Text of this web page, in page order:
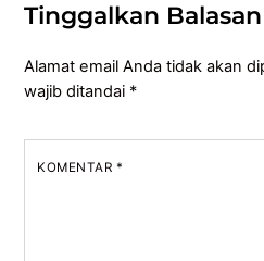
Tinggalkan Balasan
Alamat email Anda tidak akan
wajib ditandai *
KOMENTAR *